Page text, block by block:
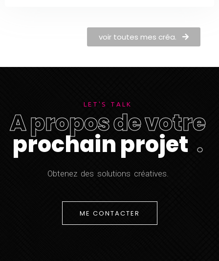
voir toutes mes créa.
L E T ' S T A L K
Aproposdevotre
prochainprojet .
Obtenez des solutions créatives.
ME CONTACTER